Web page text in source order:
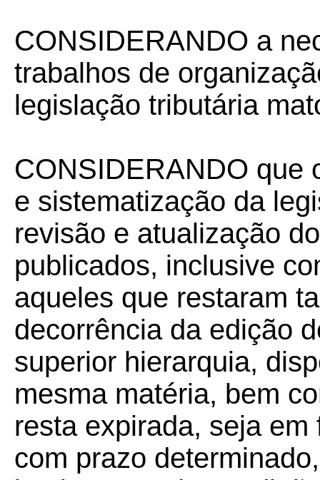
CONSIDERANDO a
trabalhos de
legislação tributária
CONSIDERANDO que
e sistematização da
revisão e atualização
publicados, inclusive
aqueles que restaram
decorrência da edição
superior hierarquia,
mesma matéria, bem
resta expirada, seja
com prazo